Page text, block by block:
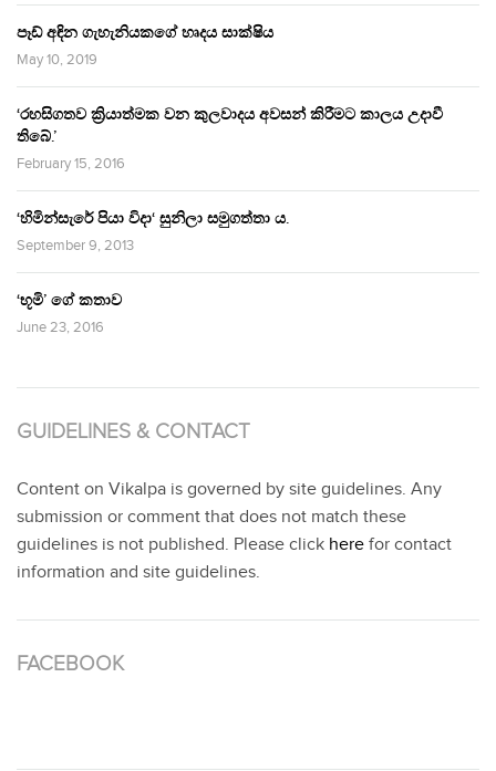
පෑඩ් අඳින ගැහැනියකගේ හෘදය සාක්ෂිය
May 10, 2019
‘රහසිගතව ක්‍රියාත්මක වන කුලවාදය අවසන් කිරීමට කාලය උදාවී
තිබේ.’
February 15, 2016
‘හිමින්සැරේ පියා විදා‘ සුනිලා සමුගත්තා ය.
September 9, 2013
‘භූමි’ ගේ කතාව
June 23, 2016
GUIDELINES & CONTACT
Content on Vikalpa is governed by site guidelines. Any
submission or comment that does not match these
guidelines is not published. Please click here for contact
information and site guidelines.
FACEBOOK